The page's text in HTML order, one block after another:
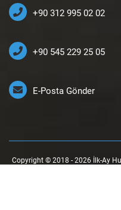
+90 312 995 02 02
+90 545 229 25 05
E-Posta Gönder
Copyright © 2018 - 2026 İlk-Ay